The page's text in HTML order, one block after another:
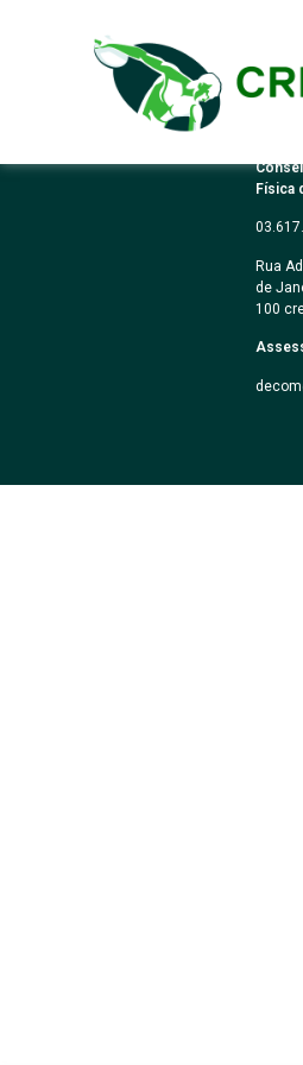
Lei
Física
Rua
de
100